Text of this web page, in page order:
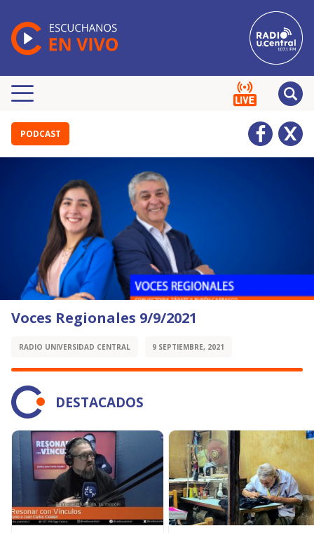
PODCAST
Voces Regionales 9/9/2021
RADIO UNIVERSIDAD CENTRAL 9 SEPTIEMBRE, 2021
DESTACADOS